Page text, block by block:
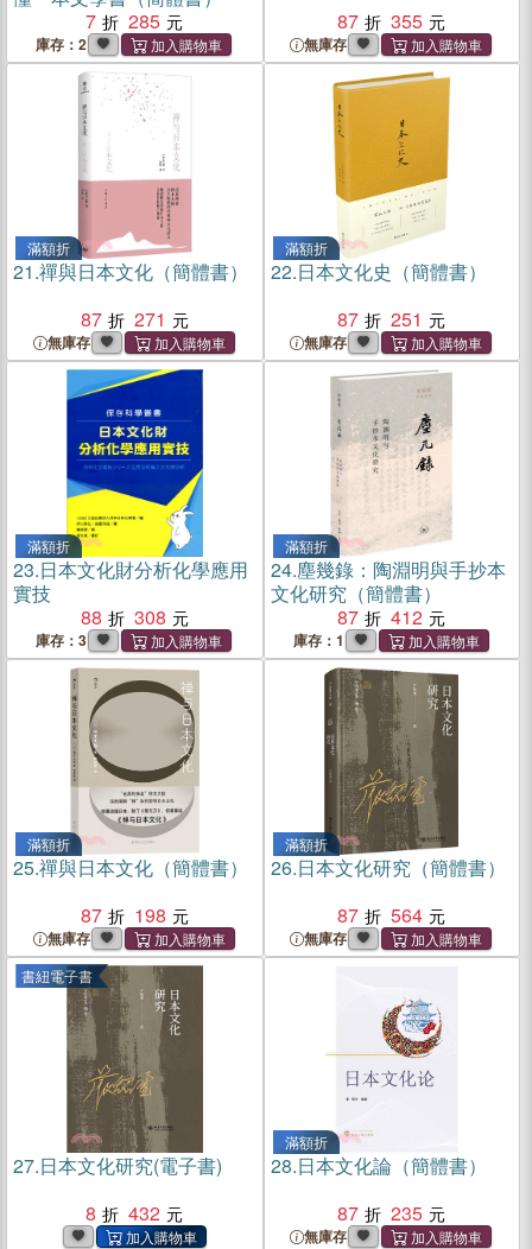
7
285
庫存：2
87 355
無庫存
滿額折
21.禪與日本文化（簡體書）
87
271
無庫存
滿額折
22.日本文化史（簡體書）
87
251
無庫存
滿額折
23.日本文化財分析化學應用
實技
88
308
庫存：3
滿額折
24.塵幾錄：陶淵明與手抄本
文化研究（簡體書）
87
412
庫存：1
滿額折
25.禪與日本文化（簡體書）
87
198
無庫存
滿額折
26.日本文化研究（簡體書）
87
564
無庫存
書紐電子書
27.日本文化研究(電子書)
8
432
滿額折
28.日本文化論（簡體書）
87
235
無庫存